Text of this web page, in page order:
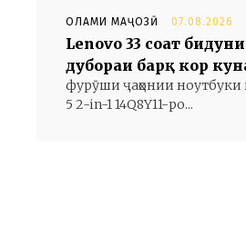
ОЛАМИ МАҶОЗӢ 07.08.2026
Lenovo 33 соат
дубораи барқ кор
фурӯши ҷаҳонии ноутбуки
5 2-in-1 14Q8Y11-ро...